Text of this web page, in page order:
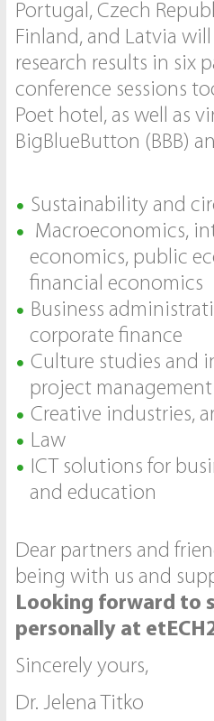
Portugal, Czech
Finland, and Latvia
research results in six
conference sessions
Poet hotel, as well as
BigBlueButton (BBB)
Sustainability and
Macroeconomics,
economics, public
financial economics
Business
corporate finance
Culture studies and
project management
Creative industries,
Law
ICT solutions for
and education
Dear partners and
being with us and
Looking forward to
personally at
Sincerely yours,
Dr. Jelena Titko